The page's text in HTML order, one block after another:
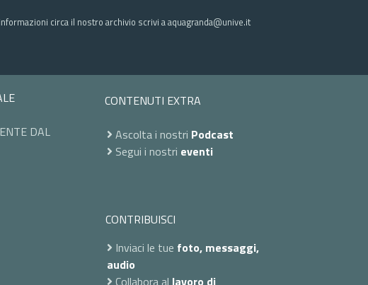
circa il nostro archivio scrivi a aquagranda@unive.it
DAL
CONTENUTI EXTRA
Ascolta i nostri Podcast
Segui i nostri eventi
CONTRIBUISCI
Inviaci le tue foto, messaggi,
audio
Collabora al lavoro di